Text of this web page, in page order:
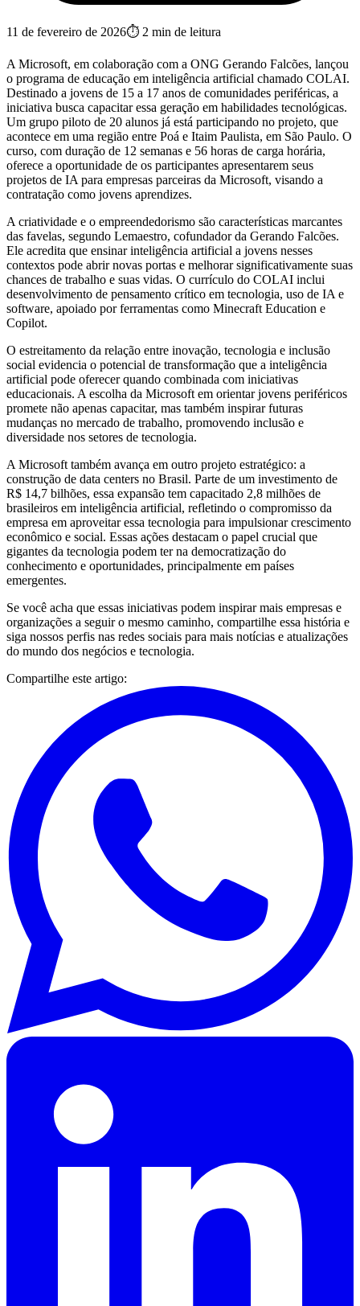
11 de fevereiro de 2026⏱ 2 min de leitura
A Microsoft, em colaboração com a ONG Gerando Falcões, lançou
o programa de educação em inteligência artificial chamado COLAI.
Destinado a jovens de 15 a 17 anos de comunidades periféricas, a
iniciativa busca capacitar essa geração em habilidades tecnológicas.
Um grupo piloto de 20 alunos já está participando no projeto, que
acontece em uma região entre Poá e Itaim Paulista, em São Paulo. O
curso, com duração de 12 semanas e 56 horas de carga horária,
oferece a oportunidade de os participantes apresentarem seus
projetos de IA para empresas parceiras da Microsoft, visando a
contratação como jovens aprendizes.
A criatividade e o empreendedorismo são características marcantes
das favelas, segundo Lemaestro, cofundador da Gerando Falcões.
Ele acredita que ensinar inteligência artificial a jovens nesses
contextos pode abrir novas portas e melhorar significativamente suas
chances de trabalho e suas vidas. O currículo do COLAI inclui
desenvolvimento de pensamento crítico em tecnologia, uso de IA e
software, apoiado por ferramentas como Minecraft Education e
Copilot.
O estreitamento da relação entre inovação, tecnologia e inclusão
social evidencia o potencial de transformação que a inteligência
artificial pode oferecer quando combinada com iniciativas
educacionais. A escolha da Microsoft em orientar jovens periféricos
promete não apenas capacitar, mas também inspirar futuras
mudanças no mercado de trabalho, promovendo inclusão e
diversidade nos setores de tecnologia.
A Microsoft também avança em outro projeto estratégico: a
construção de data centers no Brasil. Parte de um investimento de
R$ 14,7 bilhões, essa expansão tem capacitado 2,8 milhões de
brasileiros em inteligência artificial, refletindo o compromisso da
empresa em aproveitar essa tecnologia para impulsionar crescimento
econômico e social. Essas ações destacam o papel crucial que
gigantes da tecnologia podem ter na democratização do
conhecimento e oportunidades, principalmente em países
emergentes.
Se você acha que essas iniciativas podem inspirar mais empresas e
organizações a seguir o mesmo caminho, compartilhe essa história e
siga nossos perfis nas redes sociais para mais notícias e atualizações
do mundo dos negócios e tecnologia.
Compartilhe este artigo: